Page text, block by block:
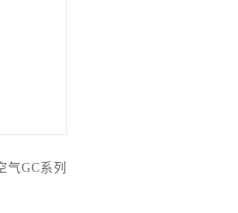
气GC系列